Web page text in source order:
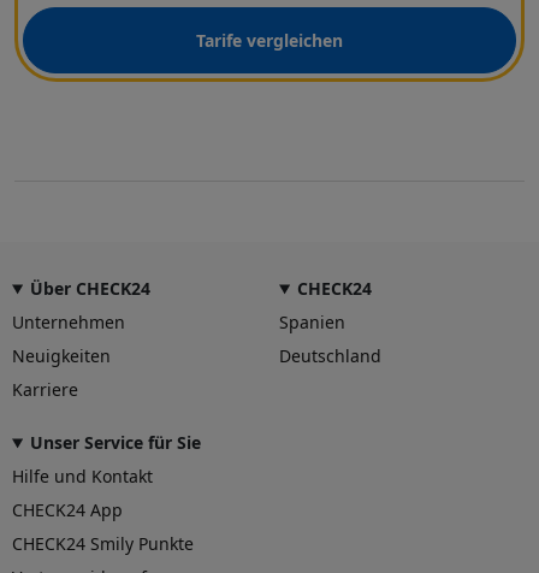
Tarife vergleichen
Über CHECK24
Unternehmen
Neuigkeiten
Karriere
CHECK24
Spanien
Deutschland
Unser Service für Sie
Hilfe und Kontakt
CHECK24 App
CHECK24 Smily Punkte